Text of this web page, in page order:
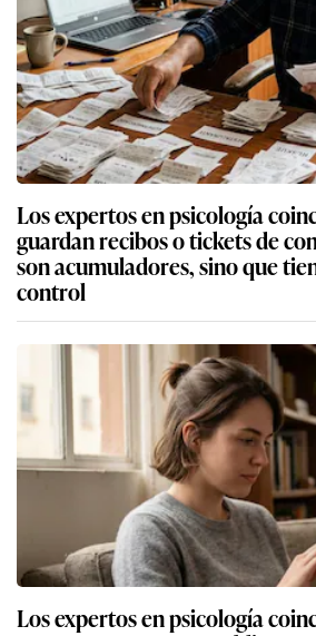
Los expertos en psicología
guardan recibos o tickets de
son acumuladores, sino que
control
Los expertos en psicología